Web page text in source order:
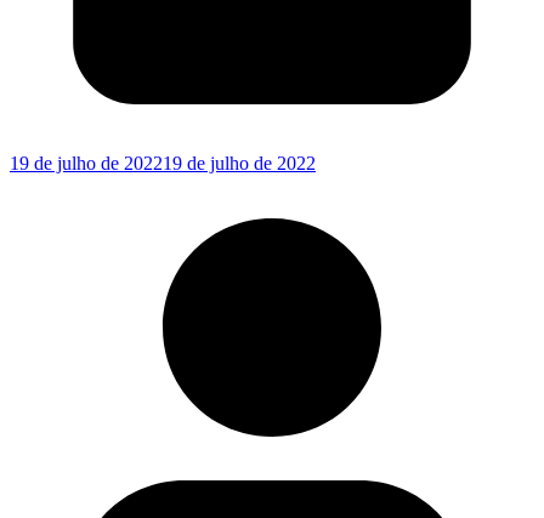
19 de julho de 202219 de julho de 2022